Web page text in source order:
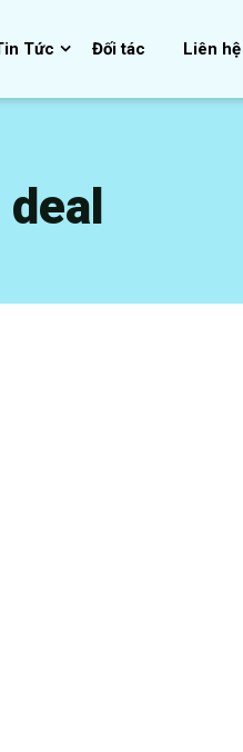
Tức Đối tác Liên hệ